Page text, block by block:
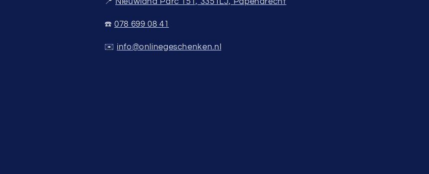
☎️078 699 08 41
✉️ info@onlinegeschenken.nl